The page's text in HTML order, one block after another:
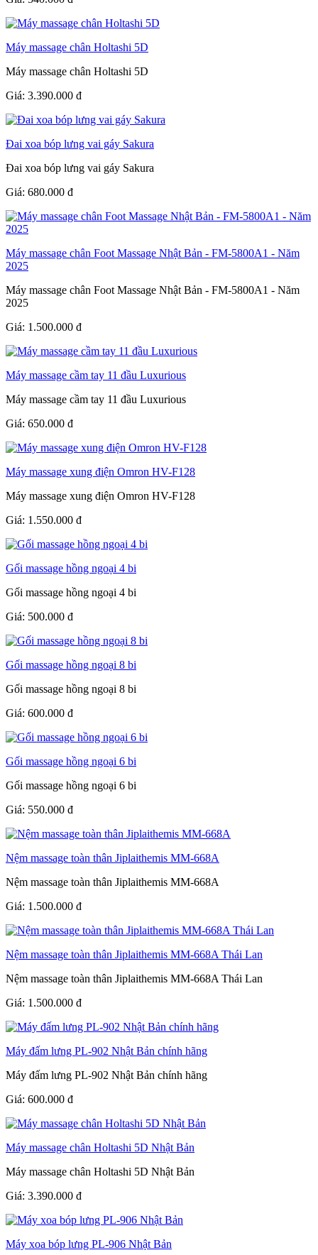
Máy massage chân Holtashi 5D
Máy massage chân Holtashi 5D
Giá: 3.390.000 đ
Đai xoa bóp lưng vai gáy Sakura
Đai xoa bóp lưng vai gáy Sakura
Giá: 680.000 đ
Máy massage chân Foot Massage Nhật Bản - FM-5800A1 - Năm
2025
Máy massage chân Foot Massage Nhật Bản - FM-5800A1 - Năm
2025
Giá: 1.500.000 đ
Máy massage cầm tay 11 đầu Luxurious
Máy massage cầm tay 11 đầu Luxurious
Giá: 650.000 đ
Máy massage xung điện Omron HV-F128
Máy massage xung điện Omron HV-F128
Giá: 1.550.000 đ
Gối massage hồng ngoại 4 bi
Gối massage hồng ngoại 4 bi
Giá: 500.000 đ
Gối massage hồng ngoại 8 bi
Gối massage hồng ngoại 8 bi
Giá: 600.000 đ
Gối massage hồng ngoại 6 bi
Gối massage hồng ngoại 6 bi
Giá: 550.000 đ
Nệm massage toàn thân Jiplaithemis MM-668A
Nệm massage toàn thân Jiplaithemis MM-668A
Giá: 1.500.000 đ
Nệm massage toàn thân Jiplaithemis MM-668A Thái Lan
Nệm massage toàn thân Jiplaithemis MM-668A Thái Lan
Giá: 1.500.000 đ
Máy đấm lưng PL-902 Nhật Bản chính hãng
Máy đấm lưng PL-902 Nhật Bản chính hãng
Giá: 600.000 đ
Máy massage chân Holtashi 5D Nhật Bản
Máy massage chân Holtashi 5D Nhật Bản
Giá: 3.390.000 đ
Máy xoa bóp lưng PL-906 Nhật Bản